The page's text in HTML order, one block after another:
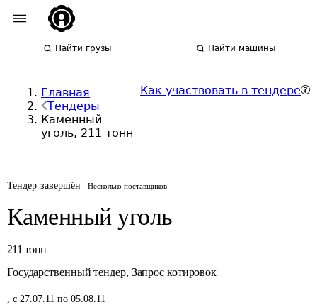
Найти грузы Найти машины
Главная
Тендеры
Каменный
уголь, 211 тонн
Как участвовать в тендере
Тендер завершён Несколько поставщиков
Каменный уголь
211 тонн
Государственный тендер, Запрос котировок
, с 27.07.11 по 05.08.11